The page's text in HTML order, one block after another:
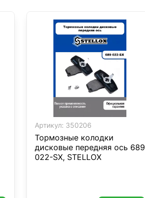
Артикул: 350206
Тормозные колодки
дисковые передняя ось 689
022-SX, STELLOX